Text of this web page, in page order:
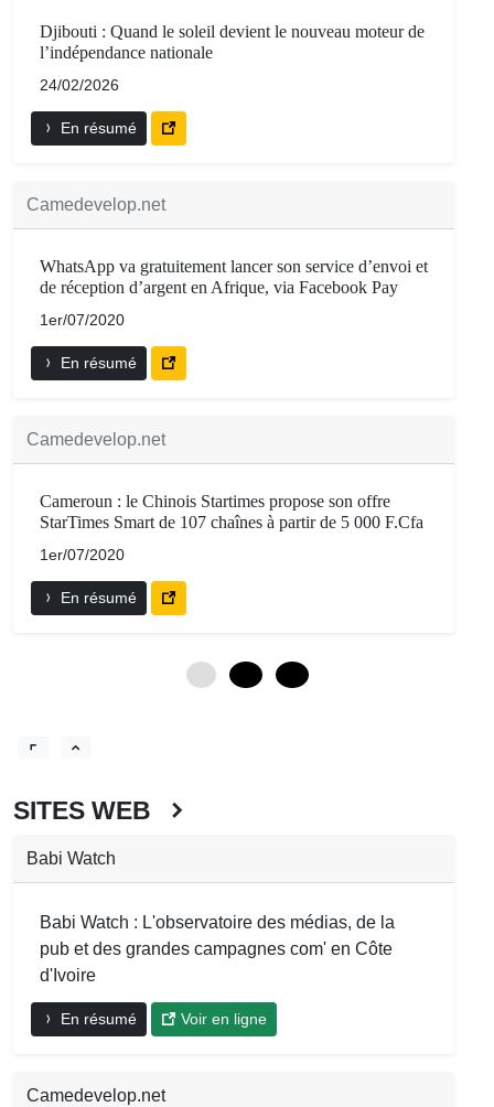
Djibouti : Quand le soleil devient le nouveau moteur de
l’indépendance nationale
24/02/2026
En résumé
Camedevelop.net
WhatsApp va gratuitement lancer son service d’envoi et
de réception d’argent en Afrique, via Facebook Pay
1er/07/2020
En résumé
Camedevelop.net
Cameroun : le Chinois Startimes propose son offre
StarTimes Smart de 107 chaînes à partir de 5 000 F.Cfa
1er/07/2020
En résumé
SITES WEB
Babi Watch
Babi Watch : L'observatoire des médias, de la
pub et des grandes campagnes com' en Côte
d'Ivoire
En résumé Voir en ligne
Camedevelop.net